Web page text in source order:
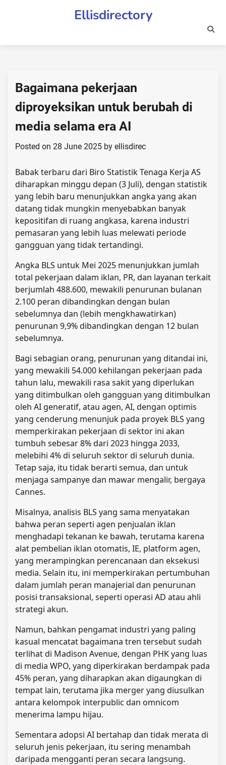
Ellisdirectory
Bagaimana pekerjaan
diproyeksikan untuk berubah di
media selama era AI
Posted on 28 June 2025 by ellisdirec
Babak terbaru dari Biro Statistik Tenaga Kerja AS
diharapkan minggu depan (3 Juli), dengan statistik
yang lebih baru menunjukkan angka yang akan
datang tidak mungkin menyebabkan banyak
kepositifan di ruang angkasa, karena industri
pemasaran yang lebih luas melewati periode
gangguan yang tidak tertandingi.
Angka BLS untuk Mei 2025 menunjukkan jumlah
total pekerjaan dalam iklan, PR, dan layanan terkait
berjumlah 488.600, mewakili penurunan bulanan
2.100 peran dibandingkan dengan bulan
sebelumnya dan (lebih mengkhawatirkan)
penurunan 9,9% dibandingkan dengan 12 bulan
sebelumnya.
Bagi sebagian orang, penurunan yang ditandai ini,
yang mewakili 54.000 kehilangan pekerjaan pada
tahun lalu, mewakili rasa sakit yang diperlukan
yang ditimbulkan oleh gangguan yang ditimbulkan
oleh AI generatif, atau agen, AI, dengan optimis
yang cenderung menunjuk pada proyek BLS yang
memperkirakan pekerjaan di sektor ini akan
tumbuh sebesar 8% dari 2023 hingga 2033,
melebihi 4% di seluruh sektor di seluruh dunia.
Tetap saja, itu tidak berarti semua, dan untuk
menjaga sampanye dan mawar mengalir, bergaya
Cannes.
Misalnya, analisis BLS yang sama menyatakan
bahwa peran seperti agen penjualan iklan
menghadapi tekanan ke bawah, terutama karena
alat pembelian iklan otomatis, IE, platform agen,
yang merampingkan perencanaan dan eksekusi
media. Selain itu, ini memperkirakan pertumbuhan
dalam jumlah peran manajerial dan penurunan
posisi transaksional, seperti operasi AD atau ahli
strategi akun.
Namun, bahkan pengamat industri yang paling
kasual mencatat bagaimana tren tersebut sudah
terlihat di Madison Avenue, dengan PHK yang luas
di media WPO, yang diperkirakan berdampak pada
45% peran, yang diharapkan akan digaungkan di
tempat lain, terutama jika merger yang diusulkan
antara kelompok interpublic dan omnicom
menerima lampu hijau.
Sementara adopsi AI bertahap dan tidak merata di
seluruh jenis pekerjaan, itu sering menambah
daripada mengganti peran secara langsung.